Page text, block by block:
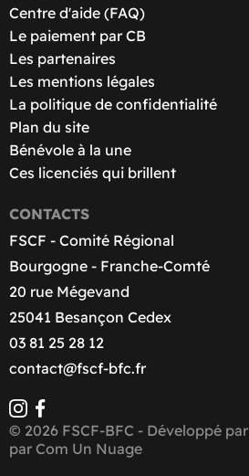
Centre d'aide (FAQ)
Le paiement par CB
Les partenaires
Les mentions légales
La politique de confidentialité
Plan du site
Bénévole à la une
Ces licenciés qui brillent
CONTACTS
FSCF - Comité Régional
Bourgogne - Franche-Comté
20 rue Mégevand
25041 Besançon Cedex
03 81 25 28 12
contact@fscf-bfc.fr
© 2026 FSCF-BFC - Développé par
par Com Un Nuage